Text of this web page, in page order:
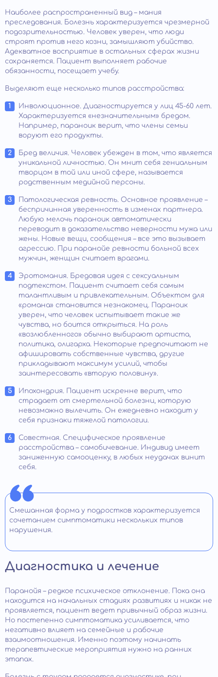
Наиболее распространенный вид – мания
преследования. Болезнь характеризуется чрезмерной
подозрительностью. Человек уверен, что люди
строят против него козни, замышляют убийство.
Адекватное восприятие в остальных сферах жизни
сохраняется. Пациент выполняет рабочие
обязанности, посещает учебу.
Выделяют еще несколько типов расстройства:
Инволюционное. Диагностируется у лиц 45-60 лет.
Характеризуется «незначительным» бредом.
Например, параноик верит, что члены семьи
воруют его продукты.
Бред величия. Человек убежден в том, что является
уникальной личностью. Он мнит себя гениальным
творцом в той или иной сфере, называется
родственным медийной персоны.
Патологическая ревность. Основное проявление –
беспричинная уверенность в изменах партнера.
Любую мелочь параноик автоматически
переводит в доказательство неверности мужа или
жены. Новые вещи, сообщения – все это вызывает
агрессию. При паранойе ревности больной всех
мужчин, женщин считает врагами.
Эротомания. Бредовая идея с сексуальным
подтекстом. Пациент считает себя самым
талантливым и привлекательным. Объектом для
«романа» становится незнакомец. Параноик
уверен, что человек испытывает такие же
чувства, но боится открыться. На роль
«возлюбленного» обычно выбирают артиста,
политика, олигарха. Некоторые предпочитают не
афишировать собственные чувства, другие
прикладывают максимум усилий, чтобы
заинтересовать «вторую половину».
Ипохондрия. Пациент искренне верит, что
страдает от смертельной болезни, которую
невозможно вылечить. Он ежедневно находит у
себя признаки тяжелой патологии.
Совестная. Специфическое проявление
расстройства – самобичевание. Индивид имеет
заниженную самооценку, в любых неудачах винит
себя.
Смешанная форма у подростков характеризуется
сочетанием симптоматики нескольких типов
нарушения.
Диагностика и лечение
Паранойя – редкое психическое отклонение. Пока она
находится на начальных стадиях развитиях и никак не
проявляется, пациент ведет привычный образ жизни.
Но постепенно симптоматика усиливается, что
негативно влияет на семейные и рабочие
взаимоотношения. Именно поэтому начинать
терапевтические мероприятия нужно на ранних
этапах.